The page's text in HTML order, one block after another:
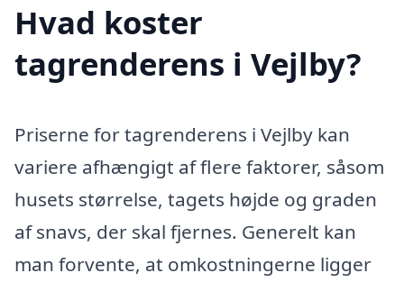
Hvad koster
tagrenderens i Vejlby?
Priserne for tagrenderens i Vejlby kan
variere afhængigt af flere faktorer, såsom
husets størrelse, tagets højde og graden
af snavs, der skal fjernes. Generelt kan
man forvente, at omkostningerne ligger